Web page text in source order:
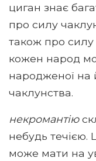
циган знає
про силу
також про силу
кожен народ
народженої на
чаклунства.
некромантію
небудь течією.
може мати на